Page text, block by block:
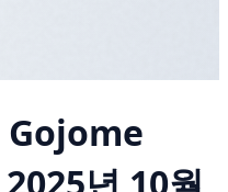
Gojome